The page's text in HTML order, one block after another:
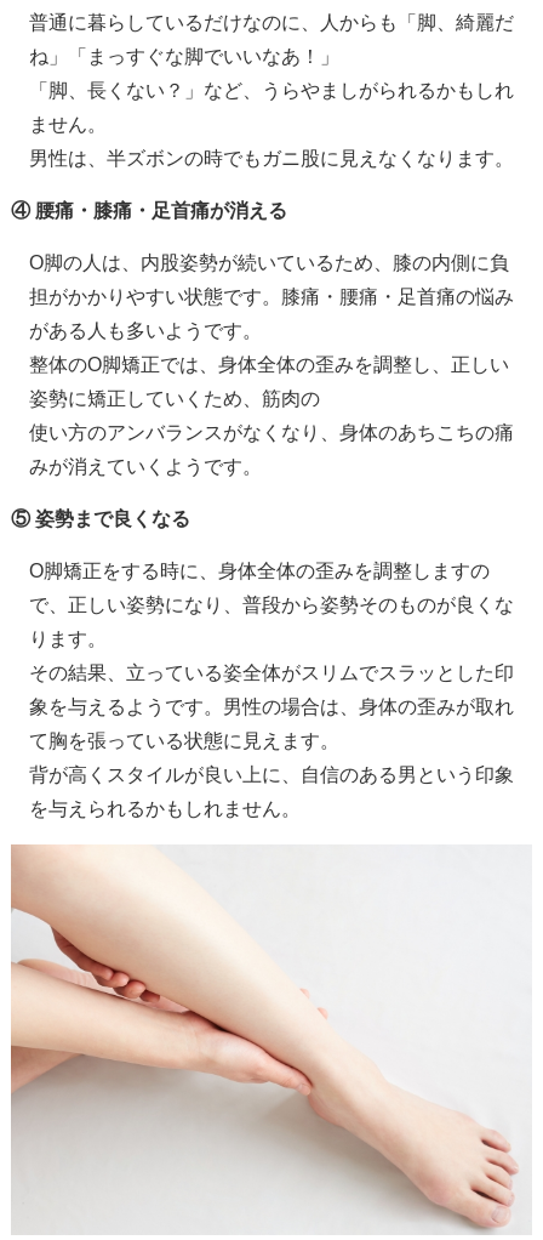
普通に暮らしているだけなのに、人からも「脚、綺麗だ
ね」「まっすぐな脚でいいなあ！」
「脚、長くない？」など、うらやましがられるかもしれ
ません。
男性は、半ズボンの時でもガニ股に見えなくなります。
④ 腰痛・膝痛・足首痛が消える
O脚の人は、内股姿勢が続いているため、膝の内側に負
担がかかりやすい状態です。膝痛・腰痛・足首痛の悩み
がある人も多いようです。
整体のO脚矯正では、身体全体の歪みを調整し、正しい
姿勢に矯正していくため、筋肉の
使い方のアンバランスがなくなり、身体のあちこちの痛
みが消えていくようです。
⑤ 姿勢まで良くなる
O脚矯正をする時に、身体全体の歪みを調整しますの
で、正しい姿勢になり、普段から姿勢そのものが良くな
ります。
その結果、立っている姿全体がスリムでスラッとした印
象を与えるようです。男性の場合は、身体の歪みが取れ
て胸を張っている状態に見えます。
背が高くスタイルが良い上に、自信のある男という印象
を与えられるかもしれません。